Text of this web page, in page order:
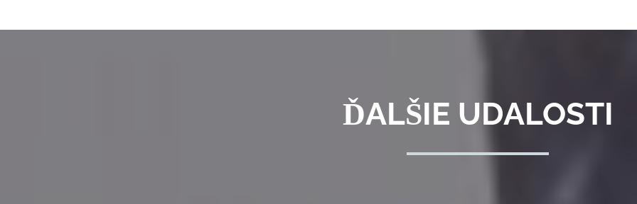
ĎALŠIE UDALOSTI